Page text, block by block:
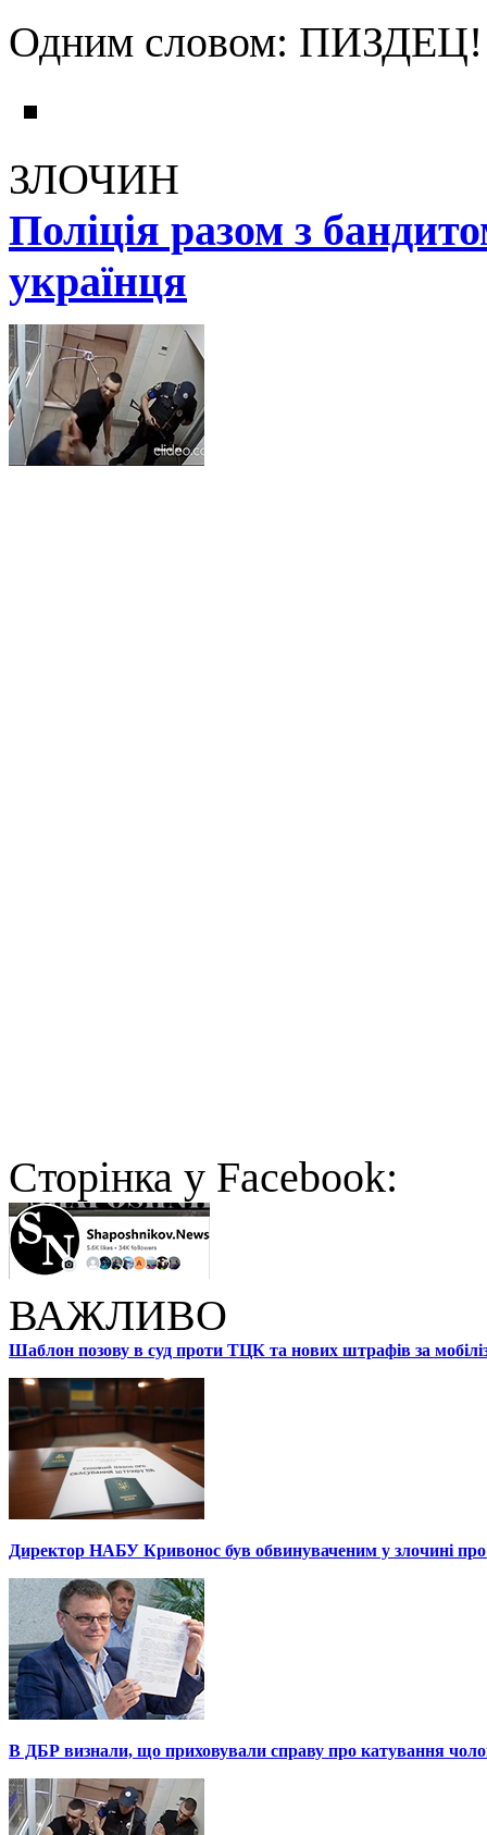
Одним словом: ПИЗДЕЦ!
ЗЛОЧИН
Поліція разом з
українця
Cторінка у Facebook:
ВАЖЛИВО
Шаблон позову в суд проти ТЦК та нових штрафів за
Директор НАБУ Кривонос був обвинуваченим у злочині про
В ДБР визнали, що приховували справу про катування